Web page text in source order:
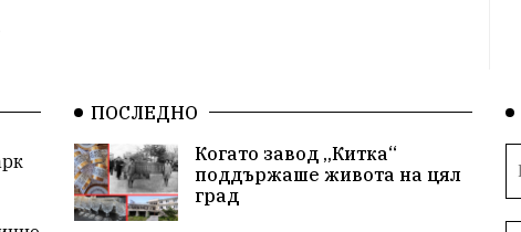
ПОСЛЕДНО
Когато завод „Китка“
поддържаше живота на цял
град